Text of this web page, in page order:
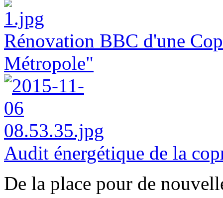
Rénovation BBC d'une
Métropole"
Audit énergétique de la
De la place pour de